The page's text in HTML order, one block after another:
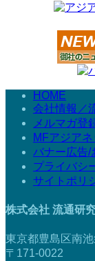
HOME
会社情報／
メルマガ登
MFアジアネ
バナー広告/
プライバシ
サイトポリ
株式会社 流通研
東京都豊島区南
〒171-0022